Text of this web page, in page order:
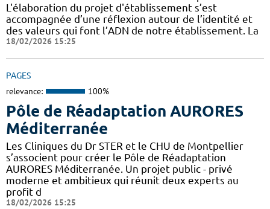
L'élaboration du projet d'établissement s’est
accompagnée d’une réflexion autour de l’identité et
des valeurs qui font l’ADN de notre établissement. La
18/02/2026 15:25
PAGES
relevance: 100%
Pôle de Réadaptation AURORES
Méditerranée
Les Cliniques du Dr STER et le CHU de Montpellier
s’associent pour créer le Pôle de Réadaptation
AURORES Méditerranée. Un projet public - privé
moderne et ambitieux qui réunit deux experts au
profit d
18/02/2026 15:25